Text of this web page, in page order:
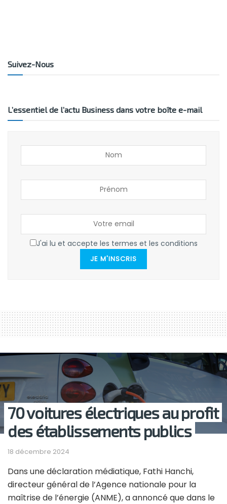
Suivez-Nous
L’essentiel de l’actu Business dans votre boîte e-mail
J'ai lu et accepte les termes et les conditions
JE M'INSCRIS
70 voitures électriques au profit
des établissements publics
18 décembre 2024
Dans une déclaration médiatique, Fathi Hanchi,
directeur général de l’Agence nationale pour la
maîtrise de l’énergie (ANME), a annoncé que dans le